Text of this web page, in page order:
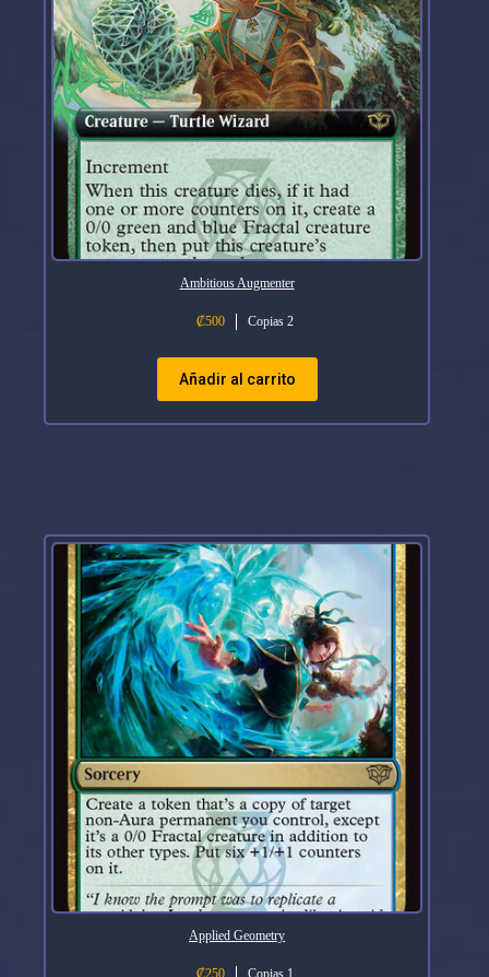
Ambitious Augmenter
₡500 Copias 2
Añadir al carrito
Applied Geometry
₡250 Copias 1